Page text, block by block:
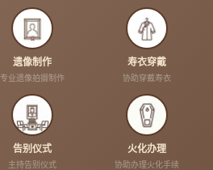
遗像制作
专业遗像拍摄制作
寿衣穿戴
协助穿戴寿衣
告别仪式
主持告别仪式
火化办理
协助办理火化手续